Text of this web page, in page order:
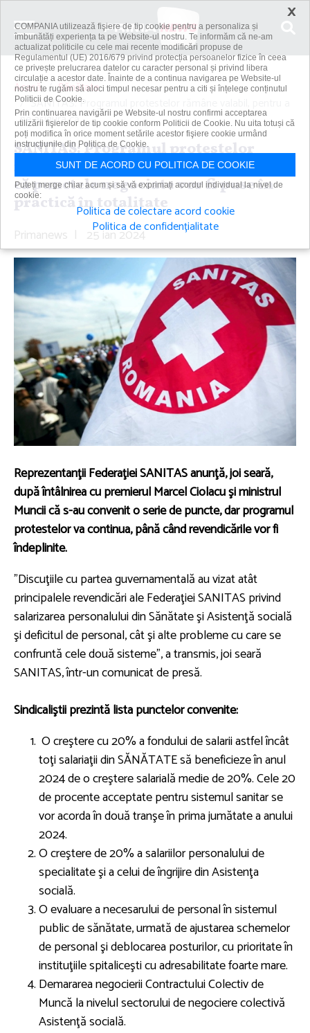
Acasă
Sănătate
SANITAS: Programul protestelor rămâne valabil, pentru a
ne asigura că...
SANITAS: Programul protestelor
rămâne valabil, pentru a ne asigura
că punctele negociate vor fi puse în
practică în totalitate
Primanews | 25 ian 2024
Reprezentanţii Federaţiei SANITAS anunţă, joi seară,
după întâlnirea cu premierul Marcel Ciolacu şi ministrul
Muncii că s-au convenit o serie de puncte, dar programul
protestelor va continua, până când revendicările vor fi
îndeplinite.
”Discuţiile cu partea guvernamentală au vizat atât
principalele revendicări ale Federaţiei SANITAS privind
salarizarea personalului din Sănătate şi Asistenţă socială
şi deficitul de personal, cât şi alte probleme cu care se
confruntă cele două sisteme”, a transmis, joi seară
SANITAS, într-un comunicat de presă.
Sindicaliştii prezintă lista punctelor convenite:
O creştere cu 20% a fondului de salarii astfel încât
toţi salariaţii din SĂNĂTATE să beneficieze în anul
2024 de o creştere salarială medie de 20%. Cele 20
de procente acceptate pentru sistemul sanitar se
vor acorda în două tranşe în prima jumătate a anului
2024.
O creştere de 20% a salariilor personalului de
specialitate şi a celui de îngrijire din Asistenţa
socială.
O evaluare a necesarului de personal în sistemul
public de sănătate, urmată de ajustarea schemelor
de personal şi deblocarea posturilor, cu prioritate în
instituţiile spitaliceşti cu adresabilitate foarte mare.
Demararea negocierii Contractului Colectiv de
Muncă la nivelul sectorului de negociere colectivă
Asistenţă socială.
×
COMPANIA utilizează fişiere de tip cookie pentru a personaliza și
îmbunătăți experiența ta pe Website-ul nostru. Te informăm că ne-am
actualizat politicile cu cele mai recente modificări propuse de
Regulamentul (UE) 2016/679 privind protecția persoanelor fizice în ceea
ce privește prelucrarea datelor cu caracter personal și privind libera
circulație a acestor date. Înainte de a continua navigarea pe Website-ul
nostru te rugăm să aloci timpul necesar pentru a citi și înțelege conținutul
Politicii de Cookie.
Prin continuarea navigării pe Website-ul nostru confirmi acceptarea
utilizării fişierelor de tip cookie conform Politicii de Cookie. Nu uita totuși că
poți modifica în orice moment setările acestor fişiere cookie urmând
instrucțiunile din Politica de Cookie.
SUNT DE ACORD CU POLITICA DE COOKIE
Puteți merge chiar acum și să vă exprimați acordul individual la nivel de
cookie:
Politica de colectare acord cookie
Politica de confidențialitate